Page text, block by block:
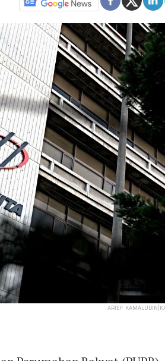
ARIEF